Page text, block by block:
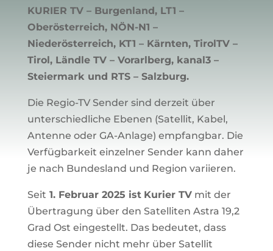
KURIER TV – Burgenland, LT1 –
Oberösterreich, NÖN-N1 –
Niederösterreich, KT1 – Kärnten, TirolTV –
Tirol, Ländle TV – Vorarlberg, kanal3 –
Steiermark und RTS – Salzburg.
Die Regio-TV Sender sind derzeit über
unterschiedliche Ebenen (Satellit, Kabel,
Antenne oder GA-Anlage) empfangbar. Die
Verfügbarkeit einzelner Sender kann daher
je nach Bundesland und Region variieren.
Seit 1. Februar 2025 ist Kurier TV mit der
Übertragung über den Satelliten Astra 19,2
Grad Ost eingestellt. Das bedeutet, dass
diese Sender nicht mehr über Satellit